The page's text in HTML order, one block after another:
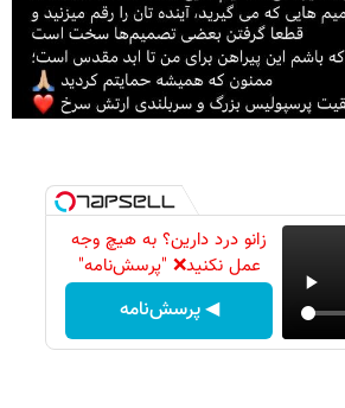
زانو درد دارین؟ به هیچ وجه
عمل نکنید❌ "پرسش‌نامه"
◀ پرسش‌نامه